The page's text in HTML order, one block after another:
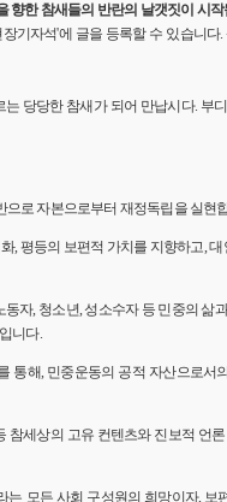
향한 참새들의 반란의 날갯짓이 시작
기자석'에 글을 등록할 수 있습니
당당한 참새가 되어 만납시다. 부
으로 자본으로부터 재정독립을 실현
, 평등의 보편적 가치를 지향하고,
자, 청소년, 성소수자 등 민중의 삶
니다.
통해, 민중운동의 공적 자산으로서
참세상의 고유 컨텐츠와 진보적 언
모든 사회 구성원의 희망이자, 보